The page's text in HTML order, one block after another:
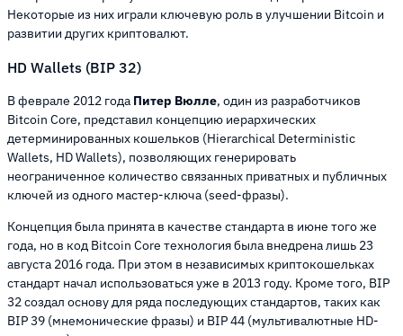
Некоторые из них играли ключевую роль в улучшении Bitcoin и
развитии других криптовалют.
HD Wallets (BIP 32)
В феврале 2012 года Питер Вюлле, один из разработчиков
Bitcoin Core, представил концепцию иерархических
детерминированных кошельков (Hierarchical Deterministic
Wallets, HD Wallets), позволяющих генерировать
неограниченное количество связанных приватных и публичных
ключей из одного мастер-ключа (seed-фразы).
Концепция была принята в качестве стандарта в июне того же
года, но в код Bitcoin Core технология была внедрена лишь 23
августа 2016 года. При этом в независимых криптокошельках
стандарт начал использоваться уже в 2013 году. Кроме того, BIP
32 создал основу для ряда последующих стандартов, таких как
BIP 39 (мнемонические фразы) и BIP 44 (мультивалютные HD-